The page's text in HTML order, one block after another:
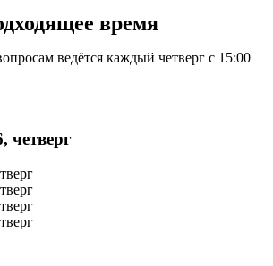
время
ведётся каждый четверг с 15:00
четверг